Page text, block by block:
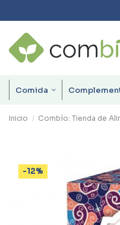
Comida
Inicio Combío: Tienda de
-12%